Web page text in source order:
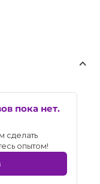
пока нет.
сделать
опытом!